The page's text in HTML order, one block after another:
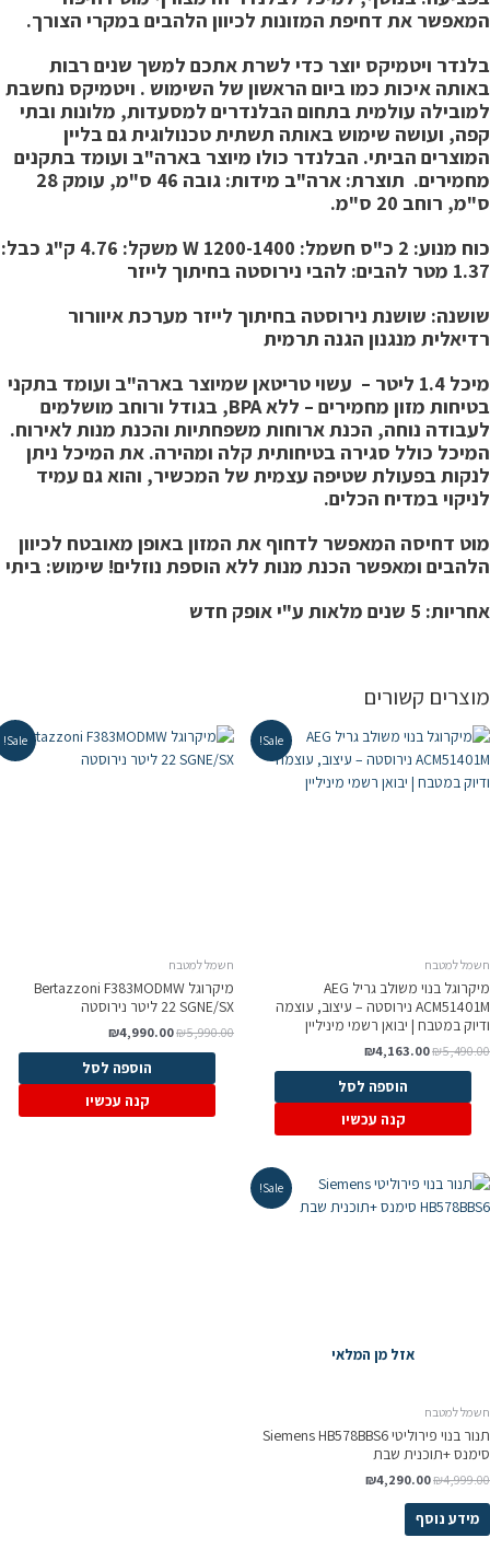
את דחיפת המזונות לכיוון הלהבים במקרי הצורך.
ויטמיקס יוצר כדי לשרת אתכם למשך שנים רבות
איכות כמו ביום הראשון של השימוש . ויטמיקס נחשבת
עולמית בתחום הבלנדרים למסעדות, מלונות ובתי
ועושה שימוש באותה תשתית טכנולוגית גם בליין
הביתי. הבלנדר כולו מיוצר בארה"ב ועומד בתקנים
תוצרת: ארה"ב
מידות: גובה 46 ס"מ, עומק 28
רוחב 20 ס"מ.
מנוע: 2 כ"ס
חשמל: 1200-1400 W משקל: 4.76 ק"ג
כבל:
מטר
להבים: להבי נירוסטה בחיתוך לייזר
שושנת נירוסטה בחיתוך לייזר מערכת איוורור
מנגנון הגנה תרמית
מיכל 1.4 ליטר – עשוי טריטאן שמיוצר בארה"ב ועומד בתקני
בטיחות מזון מחמירים – ללא BPA, בגודל ורוחב מושלמים
נוחה, הכנת ארוחות משפחתיות והכנת מנות לאירוח.
כולל סגירה בטיחותית קלה ומהירה. את המיכל ניתן
בפעולת שטיפה עצמית של המכשיר, והוא גם עמיד
במדיח הכלים.
דחיסה המאפשר לדחוף את המזון באופן מאובטח לכיוון
ומאפשר הכנת מנות ללא הוספת נוזלים! שימוש: ביתי
5 שנים מלאות ע"י אופק חדש
קשורים
Sale!
למטבח
מיקרוגל בנוי משולב גריל AEG
ACM51401M נירוסטה – עיצוב, עוצמה
במטבח | יבואן רשמי מיניליין
₪
₪4,163.00
הוספה לסל
קנה עכשיו
Sale!
חשמל למטבח
מיקרוגל Bertazzoni F383MODMW
SGNE/SX ‏22 ‏ליטר נירוסטה
₪5,990.00
₪4,990.00
הוספה לסל
קנה עכשיו
Sale!
אזל מן המלאי
למטבח
תנור בנוי פירוליטי Siemens HB578BBS6
+תוכנית שבת
₪
₪4,290.00
מידע נוסף